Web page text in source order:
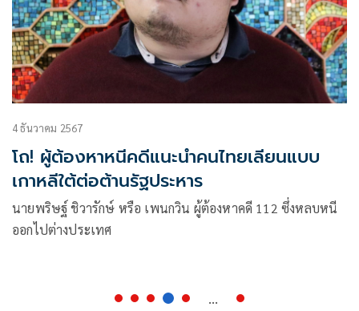
4 ธันวาคม 2567
โถ! ผู้ต้องหาหนีคดีแนะนำคนไทยเลียนแบบ
เกาหลีใต้ต่อต้านรัฐประหาร
นายพริษฐ์ ชิวารักษ์ หรือ เพนกวิน ผู้ต้องหาคดี 112 ซึ่งหลบหนี
ออกไปต่างประเทศ
...